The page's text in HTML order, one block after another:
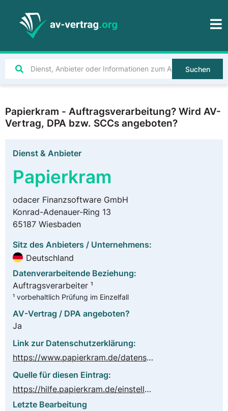
Suchen
Papierkram - Auftragsverarbeitung? Wird AV-
Vertrag, DPA bzw. SCCs angeboten?
Dienst & Anbieter
Papierkram
odacer Finanzsoftware GmbH
Konrad-Adenauer-Ring 13
65187 Wiesbaden
Sitz des Anbieters / Unternehmens:
Deutschland
Datenverarbeitende Beziehung:
Auftragsverarbeiter ¹
¹ vorbehaltlich Prüfung im Einzelfall
AV-Vertrag / DPA angeboten?
Ja
Link zur Datenschutzerklärung:
https://www.papierkram.de/datenschutz
Quelle für diesen Eintrag:
https://hilfe.papierkram.de/einstellungen/#vertrag-datenschutz-auftragsverarbeitung-dsgvo
Letzte Bearbeitung